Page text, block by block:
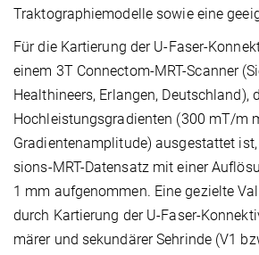
Trakto­graphiemodelle sowie eine
Für die Kartierung der U-Faser-
einem 3T Connectom-MRT-Scanner
Healthineers, Erlangen, Deutschland),
Hochleistungsgra­dien­ten (300 mT/m
Gradientenamplitude) ausgestattet
sions-MRT-Datensatz mit einer
1 mm aufgenommen. Eine gezielte
durch Kartierung der U‑Faser-
märer und sekundärer Sehrinde (V1